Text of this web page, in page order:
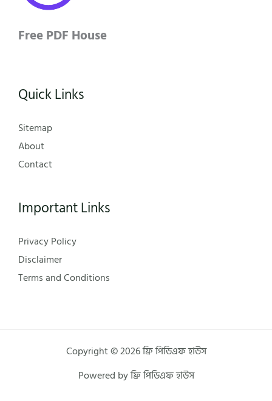
Free PDF House
Quick Links
Sitemap
About
Contact
Important Links
Privacy Policy
Disclaimer
Terms and Conditions
Copyright © 2026 ফ্রি পিডিএফ হাউস
Powered by ফ্রি পিডিএফ হাউস